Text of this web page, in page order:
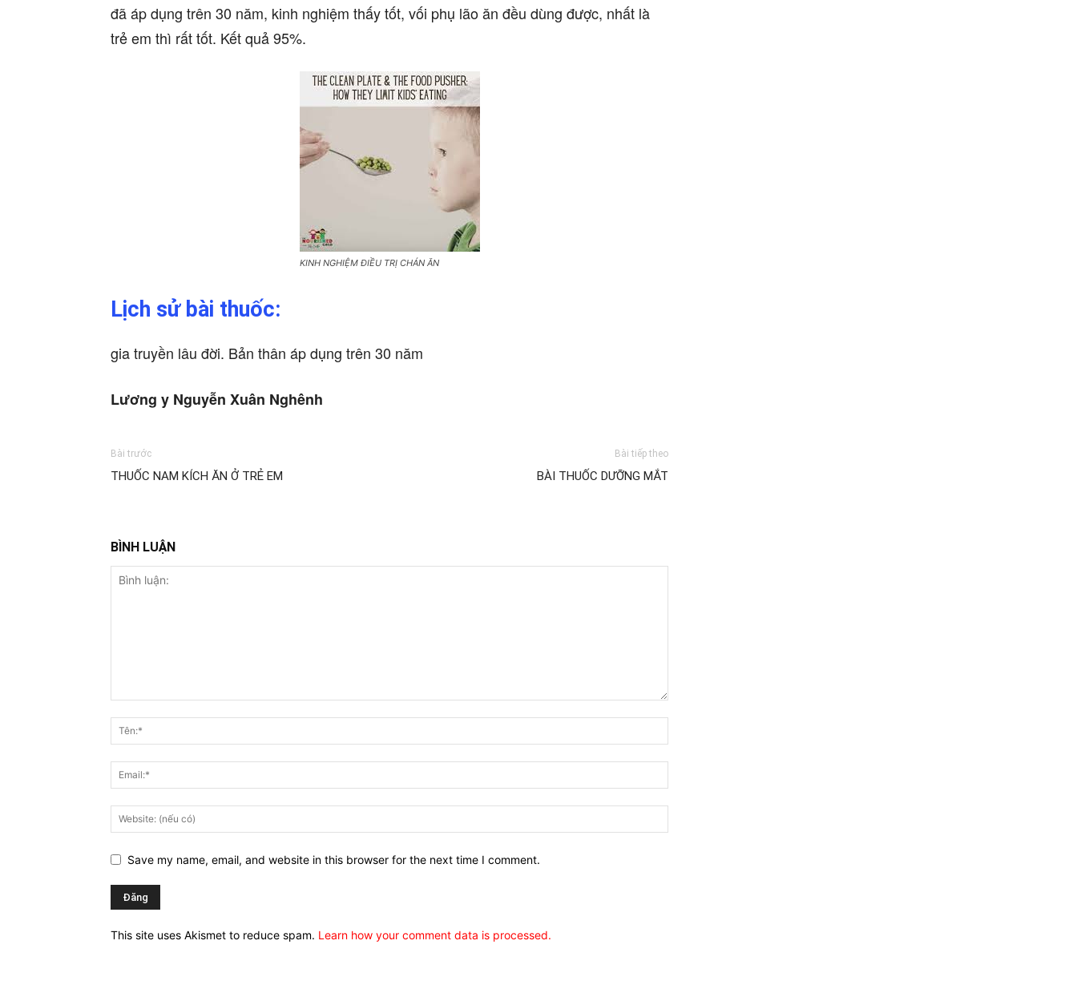
đã áp dụng trên 30 năm, kinh nghiệm thấy tốt, vối phụ lão ăn đều dùng được, nhất là
trẻ em thì rất tốt. Kết quả 95%.
KINH NGHIỆM ĐIỀU TRỊ CHÁN ĂN
Lịch sử bài thuốc:
gia truyền lâu đời. Bản thân áp dụng trên 30 năm
Lương y Nguyễn Xuân Nghênh
Bài trước
THUỐC NAM KÍCH ĂN Ở TRẺ EM
Bài tiếp theo
BÀI THUỐC DƯỠNG MẮT
BÌNH LUẬN
Save my name, email, and website in this browser for the next time I comment.
This site uses Akismet to reduce spam. Learn how your comment data is processed.